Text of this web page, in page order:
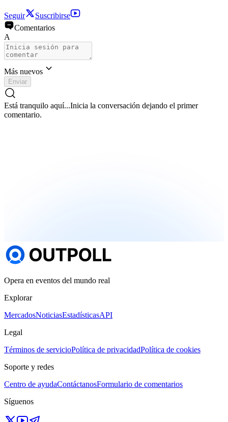
Seguir
Suscribirse
Comentarios
A
Más nuevos
Enviar
Está tranquilo aquí...Inicia la conversación dejando el primer
comentario.
Opera en eventos del mundo real
Explorar
MercadosNoticiasEstadísticasAPI
Legal
Términos de servicioPolítica de privacidadPolítica de cookies
Soporte y redes
Centro de ayudaContáctanosFormulario de comentarios
Síguenos